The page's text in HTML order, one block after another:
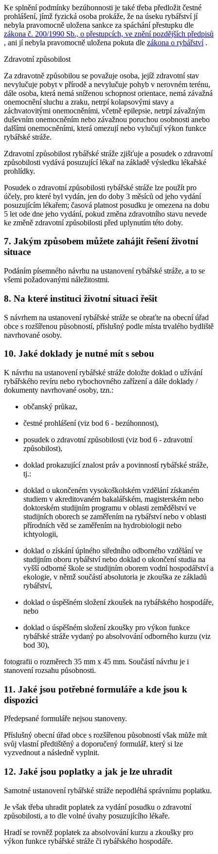
Ke splnění podmínky bezúhonnosti je také třeba předložit čestné
prohlášení, jímž fyzická osoba prokáže, že na úseku rybářství jí
nebyla pravomocně uložena sankce za spáchání přestupku dle
zákona č. 200/1990 Sb., o přestupcích, ve znění pozdějších předpisů
, ani jí nebyla pravomocně uložena pokuta dle zákona o rybářství.
Zdravotní způsobilost
Za zdravotně způsobilou se považuje osoba, jejíž zdravotní stav
nevylučuje pobyt v přírodě a nevylučuje pohyb v nerovném terénu,
dále osoba, která nemá sníženou schopnost orientace, nemá závažná
onemocnění sluchu a zraku, netrpí kolapsovými stavy a
záchvatovitými onemocněními, včetně epilepsie, netrpí závažným
duševním onemocněním nebo závažnou poruchou osobnosti anebo
dalšími onemocněními, která omezují nebo vylučují výkon funkce
rybářské stráže.
Zdravotní způsobilost rybářské stráže zjišťuje a posudek o zdravotní
způsobilosti vydává posuzující lékař na základě výsledku lékařské
prohlídky.
Posudek o zdravotní způsobilosti rybářské stráže lze použít pro
účely, pro které byl vydán, jen do doby 3 měsíců od jeho vydání
posuzujícím lékařem; časová platnost posudku je omezena na dobu
5 let ode dne jeho vydání, pokud změna zdravotního stavu nevede
ke změně zdravotní způsobilosti před uplynutím této doby.
7. Jakým způsobem můžete zahájit řešení životní
situace
Podáním písemného návrhu na ustanovení rybářské stráže, a to se
všemi požadovanými náležitostmi.
8. Na které instituci životní situaci řešit
S návrhem na ustanovení rybářské stráže se obraťte na obecní úřad
obce s rozšířenou působností, příslušný podle místa trvalého bydliště
navrhované osoby.
10. Jaké doklady je nutné mít s sebou
K návrhu na ustanovení rybářské stráže doložte doklad o užívání
rybářského revíru nebo rybochovného zařízení a dále doklady /
dokumenty navrhované osoby, tzn.:
občanský průkaz,
čestné prohlášení (viz bod 6 - bezúhonnost),
posudek o zdravotní způsobilosti (viz bod 6 - zdravotní
způsobilost),
doklad prokazující znalost práv a povinností rybářské stráže,
tj.:
doklad o ukončeném vysokoškolském vzdělání získaném
studiem v akreditovaném bakalářském, magisterském nebo
doktorském studijním programu v oblasti zemědělství ve
studijních oborech se zaměřením na rybářství nebo v oblasti
přírodních věd se zaměřením na hydrobiologii nebo
ichtyologii,
doklad o získání úplného středního odborného vzdělání ve
studijním oboru rybářství nebo doklad o ukončení studia na
vyšší odborné škole se studijním oborem vodní hospodářství a
ekologie, v němž součástí absolutoria je zkouška ze základů
rybářství,
doklad o úspěšném složení zkoušek na rybářského hospodáře,
nebo
doklad o úspěšném složení zkoušky pro výkon funkce
rybářské stráže vydaný po absolvování odborného kurzu (viz
bod 30),
fotografii o rozměrech 35 mm x 45 mm. Součástí návrhu je i
stanovení rozsahu působnosti.
11. Jaké jsou potřebné formuláře a kde jsou k
dispozici
Předepsané formuláře nejsou stanoveny.
Příslušný obecní úřad obce s rozšířenou působností však může mít
svůj vlastní předtištěný a doporučený formulář, který si lze
vyzvednout a následně vyplnit.
12. Jaké jsou poplatky a jak je lze uhradit
Samotné ustanovení rybářské stráže nepodléhá správnímu poplatku.
Je však třeba uhradit poplatek za vydání posudku o zdravotní
způsobilosti, a to dle volné úvahy posuzujícího lékaře.
Hradí se rovněž poplatek za absolvování kurzu a zkoušky pro
výkon funkce rybářské stráže či rybářského hospodáře.